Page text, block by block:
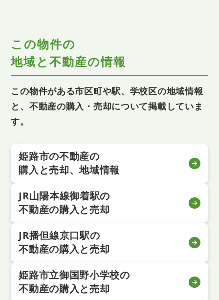
この物件の
地域と不動産の情報
この物件がある市区町や駅、学校区の地域情報
と、不動産の購入・売却について掲載していま
す。
姫路市の不動産の
購入と売却、地域情報
JR山陽本線御着駅の
不動産の購入と売却
JR播但線京口駅の
不動産の購入と売却
姫路市立御国野小学校の
不動産の購入と売却